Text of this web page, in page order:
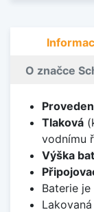
O značce
Tlaková
vodnímu
Výška
Baterie